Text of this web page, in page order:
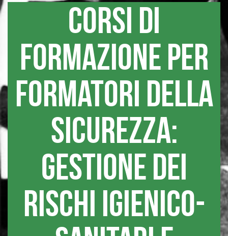
Corsi di
formazione per
formatori della
sicurezza:
gestione dei
rischi igienico-